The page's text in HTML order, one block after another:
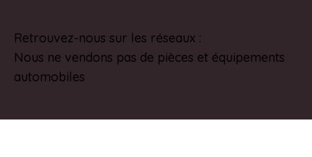
Retrouvez-nous sur les réseaux :
Nous ne vendons pas de pièces et équipements
automobiles